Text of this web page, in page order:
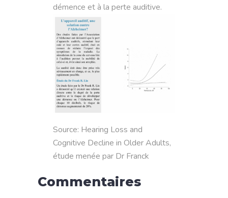
démence et à la perte auditive.
Source: Hearing Loss and
Cognitive Decline in Older Adults,
étude menée par Dr Franck
Commentaires